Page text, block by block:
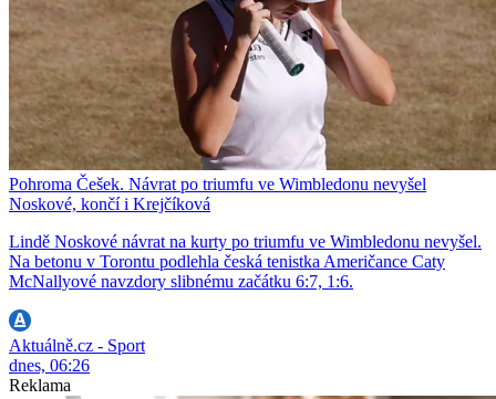
Pohroma Češek. Návrat po triumfu ve Wimbledonu nevyšel
Noskové, končí i Krejčíková
Lindě Noskové návrat na kurty po triumfu ve Wimbledonu nevyšel.
Na betonu v Torontu podlehla česká tenistka Američance Caty
McNallyové navzdory slibnému začátku 6:7, 1:6.
Aktuálně.cz - Sport
dnes, 06:26
Reklama